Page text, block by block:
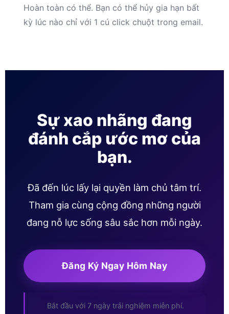
Hoàn toàn có thể. Bạn có thể hủy gia hạn bất
kỳ lúc nào chỉ với 1 cú click chuột trong email.
Sự xao nhãng đang
đánh cắp ước mơ của
bạn.
Đã đến lúc lấy lại quyền làm chủ tâm trí.
Tham gia cùng cộng đồng những người
đang nỗ lực sống sâu sắc hơn mỗi ngày.
Đăng Ký Ngay Hôm Nay
Bắt đầu với 7 ngày trải nghiệm miễn phí.